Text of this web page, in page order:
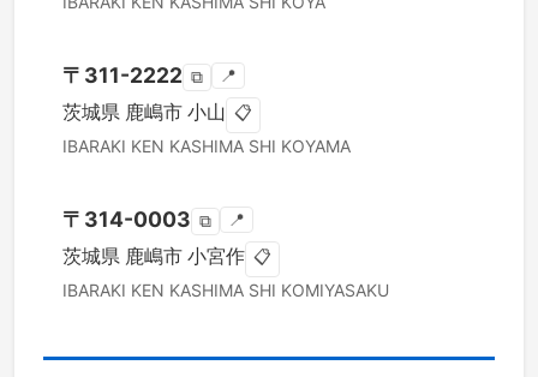
〒 311-2222 ⧉ 📍
茨城県 鹿嶋市 小山 📋
IBARAKI KEN KASHIMA SHI KOYAMA
〒 314-0003 ⧉ 📍
茨城県 鹿嶋市 小宮作 📋
IBARAKI KEN KASHIMA SHI KOMIYASAKU